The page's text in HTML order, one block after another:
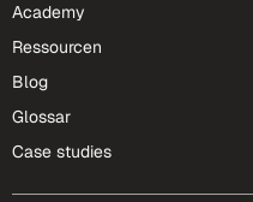
Academy
Ressourcen
Blog
Glossar
Case studies